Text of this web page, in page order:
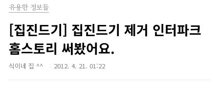
유용한 정보들
[집진드기] 집진드기 제거 인터파크
홈스토리 써봤어요.
식이네 집 ^^ 2012. 4. 21. 01:22